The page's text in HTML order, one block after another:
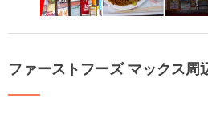
ファーストフーズ マックス周